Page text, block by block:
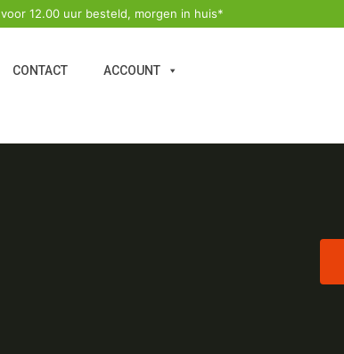
voor 12.00 uur besteld, morgen in huis*
CONTACT ACCOUNT